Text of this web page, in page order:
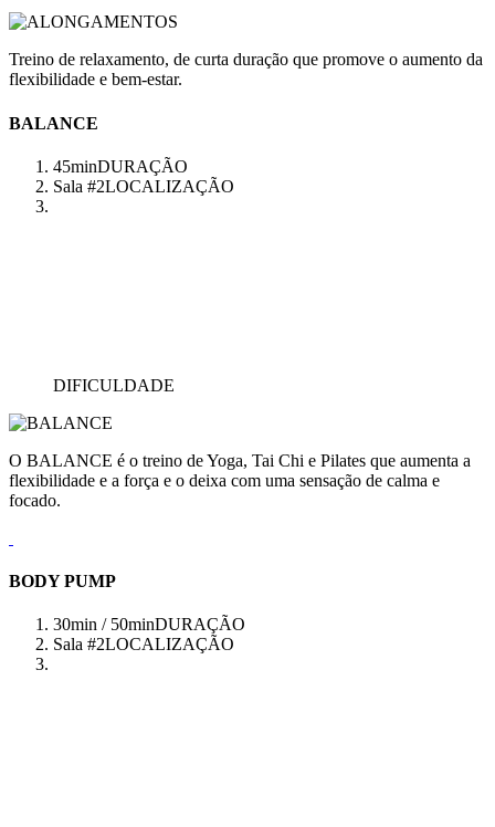
Treino de relaxamento, de curta duração que promove o aumento da
flexibilidade e bem-estar.
BALANCE
45minDURAÇÃO
Sala #2LOCALIZAÇÃO
DIFICULDADE
O BALANCE é o treino de Yoga, Tai Chi e Pilates que aumenta a
flexibilidade e a força e o deixa com uma sensação de calma e
focado.
BODY PUMP
30min / 50minDURAÇÃO
Sala #2LOCALIZAÇÃO